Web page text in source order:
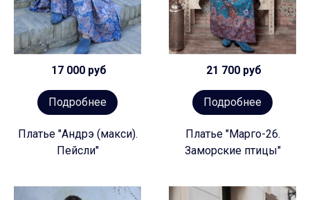
17 000 руб
Подробнее
Платье "Андрэ (макси).
Пейсли"
21 700 руб
Подробнее
Платье "Марго-26.
Заморские птицы"